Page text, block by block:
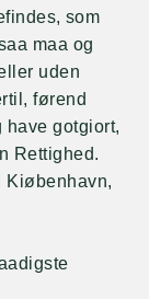
som
maa og
uden
førend
have gotgiort,
Rettighed.
Kiøbenhavn,